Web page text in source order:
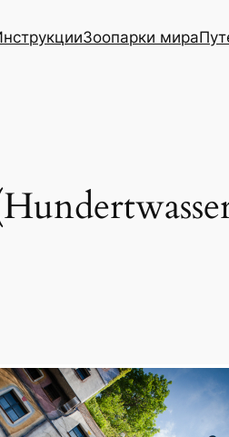
Зоопарки мира